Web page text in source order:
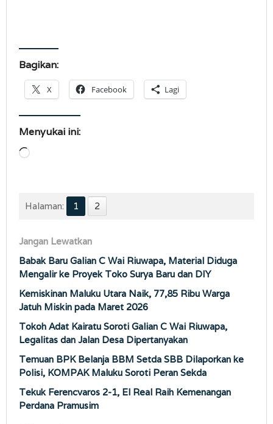
Bagikan:
X Facebook Lagi
Menyukai ini:
Memuat...
Halaman: 1 2
Jangan Lewatkan
Babak Baru Galian C Wai Riuwapa, Material Diduga
Mengalir ke Proyek Toko Surya Baru dan DIY
Kemiskinan Maluku Utara Naik, 77,85 Ribu Warga
Jatuh Miskin pada Maret 2026
Tokoh Adat Kairatu Soroti Galian C Wai Riuwapa,
Legalitas dan Jalan Desa Dipertanyakan
Temuan BPK Belanja BBM Setda SBB Dilaporkan ke
Polisi, KOMPAK Maluku Soroti Peran Sekda
Tekuk Ferencvaros 2-1, El Real Raih Kemenangan
Perdana Pramusim